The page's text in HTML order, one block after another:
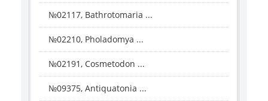
№02117, Bathrotomaria ...
№02210, Pholadomya ...
№02191, Cosmetodon ...
№09375, Antiquatonia ...